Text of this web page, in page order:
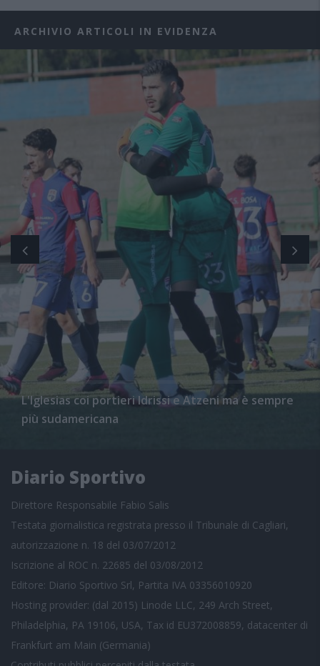
ARCHIVIO ARTICOLI IN EVIDENZA
L'Iglesias coi portieri Idrissi e Atzeni ma è sempre
più sudamericana
Diario Sportivo
Direttore Responsabile Fabio Salis
Testata giornalistica registrata presso il Tribunale di Cagliari,
autorizzazione n. 18 del 03/07/2012
Iscrizione al ROC n. 22685 del 03/08/2012
Editore: Diario Sportivo Srl, Partita IVA 03356010920
Hosting provider: (dal 2015) Linode LLC, 249 Arch Street,
Philadelphia, PA 19106, USA, Tax id EU372008859, datacenter di
Frankfurt am Main (Germania)